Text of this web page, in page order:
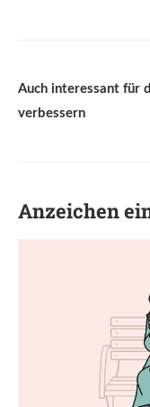
Auch interessant für
verbessern
Anzeichen